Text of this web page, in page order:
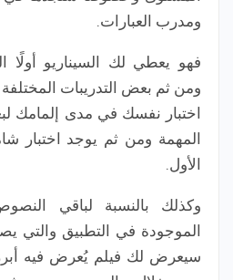
ومدرب العبارات.
فهو يعطي لك السيناريو
ومن ثم بعض التدريبات
اختبار نفسك في مدى إلمامك
المهمة ومن ثم يوجد اختبار
الأول.
وكذلك بالنسبة لباقي
سيعرض لك فيلم يُعرض فيه أبرز